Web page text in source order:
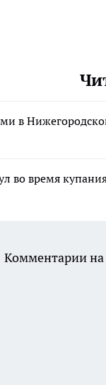
в
во время
Комментарии на